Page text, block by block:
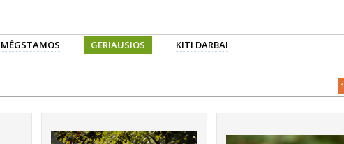
MĖGSTAMOS GERIAUSIOS KITI DARBAI
1